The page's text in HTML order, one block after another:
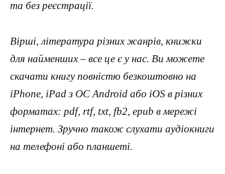
та без реєстрації.
Вірші, література різних жанрів, книжки
для найменших – все це є у нас. Ви можете
скачати книгу повністю безкоштовно на
iPhone, iPad з ОС Android або iOS в різних
форматах: pdf, rtf, txt, fb2, epub в мережі
інтернет. Зручно також слухати аудіокниги
на телефоні або планшеті.